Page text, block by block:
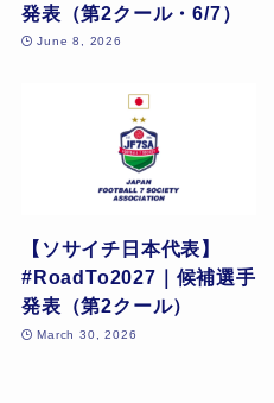
発表（第2クール・6/7）
June 8, 2026
【ソサイチ日本代表】
#RoadTo2027｜候補選手
発表（第2クール）
March 30, 2026